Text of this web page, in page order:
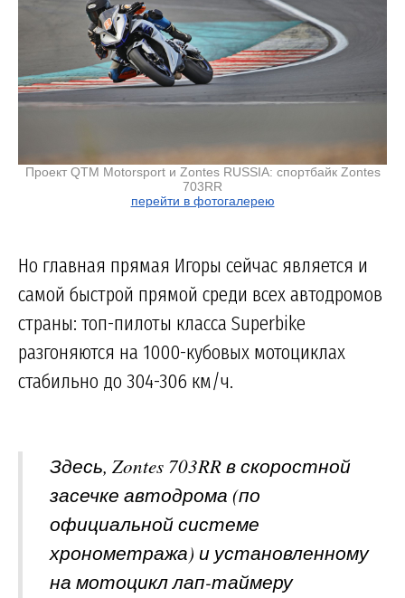
Проект QTM Motorsport и Zontes RUSSIA: спортбайк Zontes
703RR
перейти в фотогалерею
Но главная прямая Игоры сейчас является и
самой быстрой прямой среди всех автодромов
страны: топ-пилоты класса Superbike
разгоняются на 1000-кубовых мотоциклах
стабильно до 304-306 км/ч.
Здесь, Zontes 703RR в скоростной
засечке автодрома (по
официальной системе
хронометража) и установленному
на мотоцикл лап-таймеру